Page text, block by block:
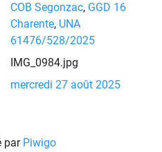
COB Segonzac, GGD 16
Charente, UNA
61476/528/2025
IMG_0984.jpg
mercredi 27 août 2025
par Piwigo